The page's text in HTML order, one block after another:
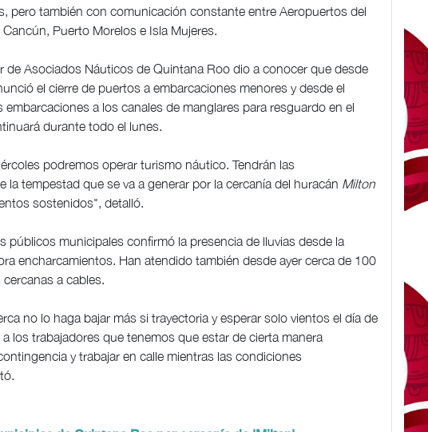
pero también con comunicación constante entre Aeropuertos del
Puerto Morelos e Isla Mujeres.
de Asociados Náuticos de Quintana Roo dio a conocer que desde
el cierre de puertos a embarcaciones menores y desde el
a los canales de manglares para resguardo en el
durante todo el lunes.
podremos operar turismo náutico. Tendrán las
la tempestad que se va a generar por la cercanía del huracán Milton
sostenidos", detalló.
públicos municipales confirmó la presencia de lluvias desde la
encharcamientos. Han atendido también desde ayer cerca de 100
a cables.
no lo haga bajar más si trayectoria y esperar solo vientos el día de
los trabajadores que tenemos que estar de cierta manera
y trabajar en calle mientras las condiciones